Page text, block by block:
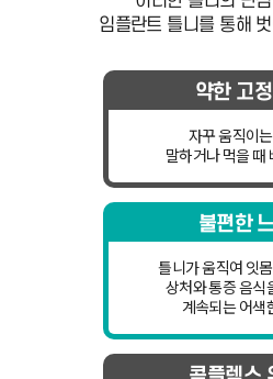
임플란트 틀니를 통해
약한 고
자꾸 움직이
말하거나 먹을 때
불편한
틀니가 움직여 잇
상처와 통증 음식
계속되는 어색